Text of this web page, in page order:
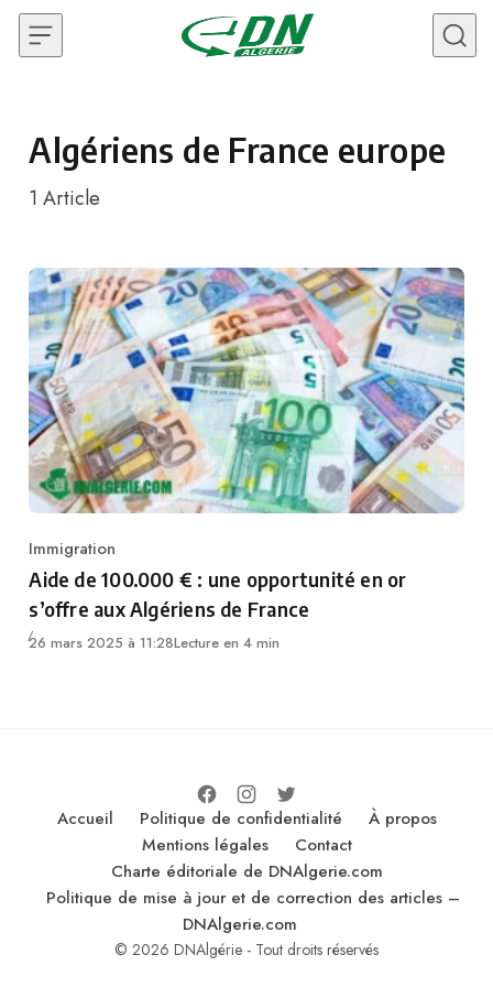
Skip to content
Algériens de France europe
1 Article
Category
Immigration
Aide de 100.000 € : une opportunité en or
s’offre aux Algériens de France
26 mars 2025 à 11:28Lecture en 4 min
Accueil Politique de confidentialité
À propos
Mentions légales
Contact
Charte éditoriale de DNAlgerie.com
Politique de mise à jour et de correction des articles –
DNAlgerie.com
© 2026 DNAlgérie - Tout droits réservés